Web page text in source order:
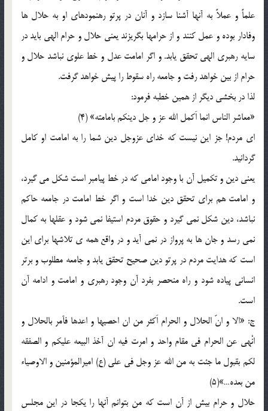
علماً و عملاً به آنها آشنا سازد و آنان در پرتو رهنمودهاي او به حلال ها
وفادار بوده و عمل كنند و از حرامها بگريزند يعني حلال و حرام الهي بايد در
سايه رهبري الهي تحقق يابد. و اگر امامت عدل و خط علوي نباشد حلال و
حرام از بين خواهد رفت و جامعه راه سقوط را پيش خواهد گرفت.
لذا در بخشي ديگر از همين خطبه فرمود:
«معاشر الناس انما اَكمل الله عز و جل دينكم بامامته» (4)
اي مردم! جز اين نيست كه خداي عزوجل دين شما را به امامت او كامل
گردانيد.
يعني دين و تكميل آن با وجود امامي كه در خط پيامبر است شكل مي گيرد،
و امامت هم براي تحقق دين خدا است و اگر خط امامت در جامعه حاكم
نباشد، دين شكل نمي گيرد و حقوق مردم استيفا نمي شود و عقلها به كمال
نمي رسد و جان ها به پرواز در نمي آيد و در واقع همه ي تلاشها براي اين
است كه هدايت مردم در پرتو دين صحيح تحقق يابد و جامعه مطلوب و برتر
انساني پياده شود و راه منحصر بفرد آن وجود رهبري و امامت و ادامه آن
است.
ج: «الا و انّ الحلال و الحرام اَكثر من ان احصيها و اعدها فآمر بالحلال و
انْهي عن الحرام في مقام واحد و امرت فيه ان آخذ البيعه عليكم و الصفقه
لكم بقبول ما جئت به من الله عز وجل في علي (ع) اميرالمؤمنين و الاوصياء
من بعده…»(5)
حلال و حرام بيش از آن است كه من بتوانم آنها را يكجا در اين مجلس